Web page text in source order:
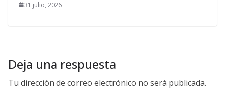
31 julio, 2026
Deja una respuesta
Tu dirección de correo electrónico no será publicada.